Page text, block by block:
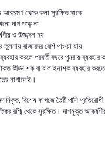
থেকে কলা সুরক্ষিত থাকে
দাগ পড়ে না
ও উজ্জ্বল হয়
বাজারদর বেশি পাওয়া যায়
করলে পরবর্তী বছরে পুনরায় ব্যবহার
কীটনাশক বা বালাইনাশক ব্যবহার
নাগালেই।
বিশেষ কাগজে তৈরী পানি
রশ্মি থেকে সুরক্ষিত। দাগমুক্ত